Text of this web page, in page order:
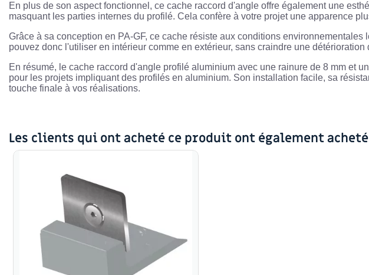
En plus de son aspect fonctionnel, ce cache raccord d'angle offre également une
masquant les parties internes du profilé. Cela confère à votre projet une apparence
Grâce à sa conception en PA-GF, ce cache résiste aux conditions
pouvez donc l'utiliser en intérieur comme en extérieur, sans craindre une détérioration
En résumé, le cache raccord d'angle profilé aluminium avec une rainure de 8 mm et
pour les projets impliquant des profilés en aluminium. Son installation facile, sa
touche finale à vos réalisations.
Les clients qui ont acheté ce produit ont également